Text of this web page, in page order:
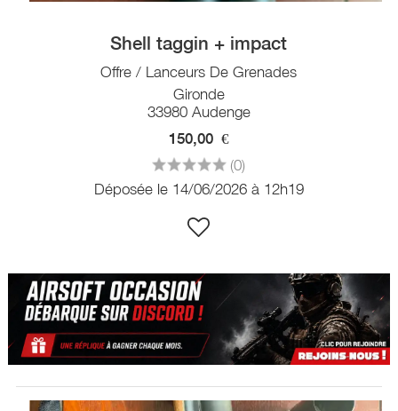
Shell taggin + impact
Offre / Lanceurs De Grenades
Gironde
33980 Audenge
150,00 €
(0)
Déposée le 14/06/2026 à 12h19